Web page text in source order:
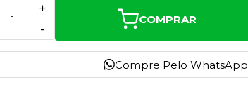
-
+
COMPRAR
Compre Pelo WhatsApp